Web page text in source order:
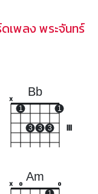
เพลง พระจันทร์
Bb
x
1
3 3 3
1
Am
x o o